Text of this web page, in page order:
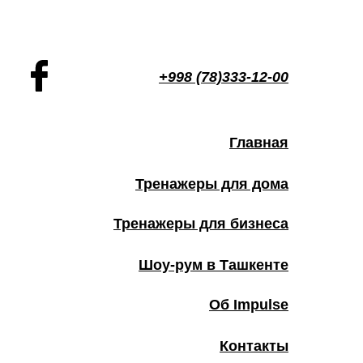
+998 (78)333-12-00
Главная
Тренажеры для дома
Тренажеры для бизнеса
Шоу-рум в Ташкенте
Об Impulse
Контакты